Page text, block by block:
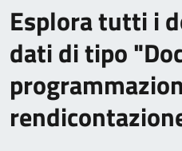
Esplora tutti i
dati di tipo